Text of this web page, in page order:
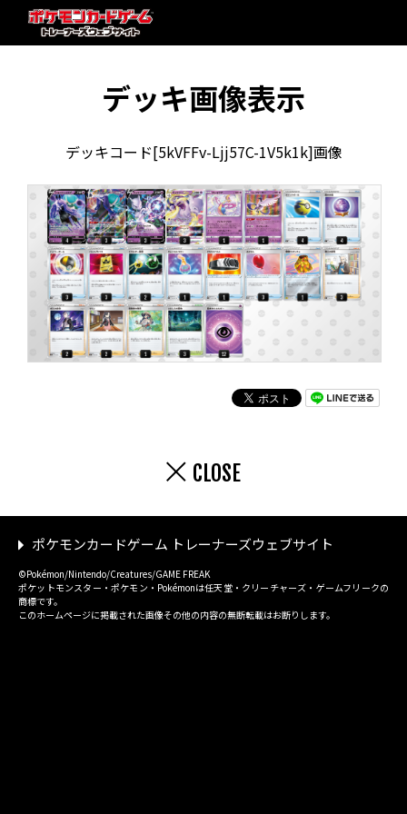
デッキ画像表示
デッキコード[5kVFFv-Ljj57C-1V5k1k]画像
CLOSE
ポケモンカードゲーム トレーナーズウェブサイト
©Pokémon/Nintendo/Creatures/GAME FREAK
ポケットモンスター・ポケモン・Pokémonは任天堂・クリーチャーズ・ゲームフリークの
商標です。
このホームページに掲載された画像その他の内容の無断転載はお断りします。